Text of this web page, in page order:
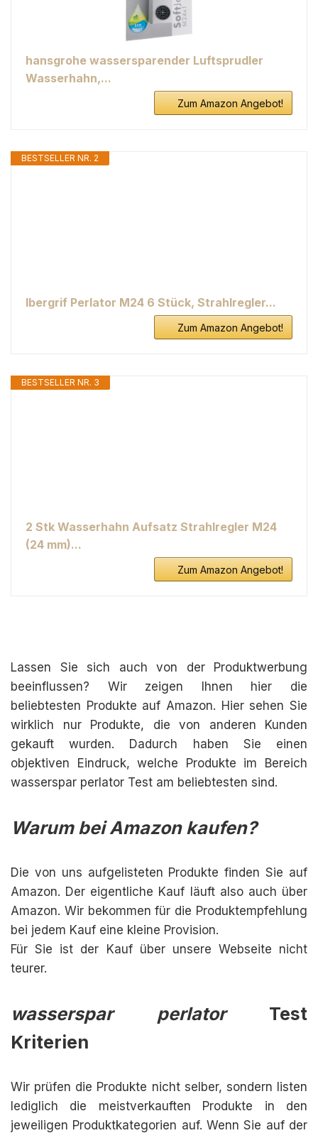
hansgrohe wassersparender Luftsprudler
Wasserhahn,...
Zum Amazon Angebot!
BESTSELLER NR. 2
Ibergrif Perlator M24 6 Stück, Strahlregler...
Zum Amazon Angebot!
BESTSELLER NR. 3
2 Stk Wasserhahn Aufsatz Strahlregler M24
(24 mm)...
Zum Amazon Angebot!
Lassen Sie sich auch von der Produktwerbung
beeinflussen? Wir zeigen Ihnen hier die
beliebtesten Produkte auf Amazon. Hier sehen Sie
wirklich nur Produkte, die von anderen Kunden
gekauft wurden. Dadurch haben Sie einen
objektiven Eindruck, welche Produkte im Bereich
wasserspar perlator Test am beliebtesten sind.
Warum bei Amazon kaufen?
Die von uns aufgelisteten Produkte finden Sie auf
Amazon. Der eigentliche Kauf läuft also auch über
Amazon. Wir bekommen für die Produktempfehlung
bei jedem Kauf eine kleine Provision.
Für Sie ist der Kauf über unsere Webseite nicht
teurer.
wasserspar perlatorTest
Kriterien
Wir prüfen die Produkte nicht selber, sondern listen
lediglich die meistverkauften Produkte in den
jeweiligen Produktkategorien auf. Wenn Sie auf der